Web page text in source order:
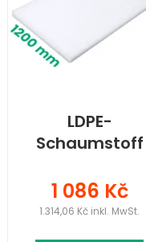
LDPE-
Schaumstoff
70) mm
1 086 Kč
1.314,06 Kč inkl. MwSt.